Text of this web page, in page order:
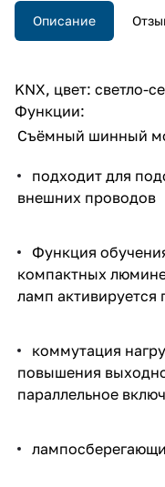
Описание
KNX, цвет: светло-
Функции:
Съёмный шинный
подходит для
внешних проводов
Функция
компактных
ламп активируется
коммутация
повышения
параллельное